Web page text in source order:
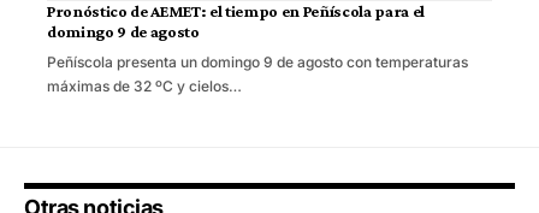
Pronóstico de AEMET: el tiempo en Peñíscola para el
domingo 9 de agosto
Peñíscola presenta un domingo 9 de agosto con temperaturas
máximas de 32 ºC y cielos…
Otras noticias